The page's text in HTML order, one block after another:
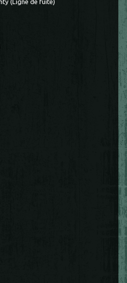
(Ligne de fuite)